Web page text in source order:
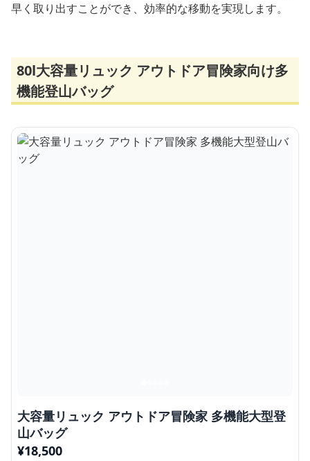
早く取り出すことができ、効率的な移動を実現します。
80l大容量リュック アウトドア冒険家向け多
機能登山バッグ
大容量リュック アウトドア冒険家 多機能大型登
山バッグ
¥18,500